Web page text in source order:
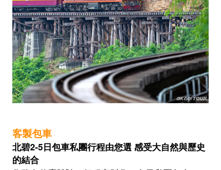
客製包車
北碧2-5日包車私團行程由您選 感受大自然與歷史
的結合